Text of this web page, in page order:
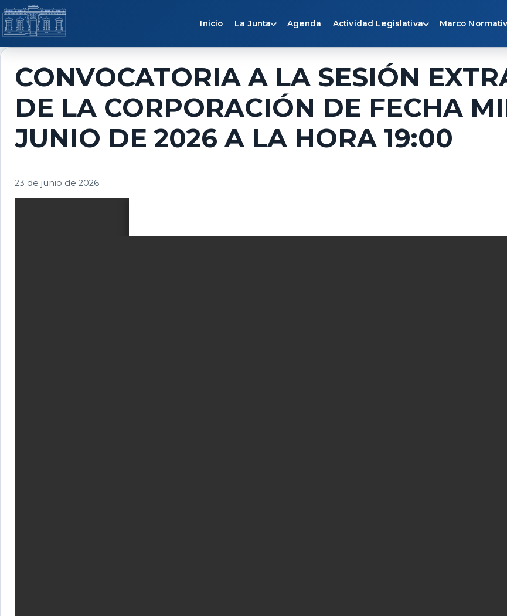
Saltar al contenido
Inicio La Junta Agenda Actividad Legislativa Marco
CONVOCATORIA A LA SESIÓN
DE LA CORPORACIÓN DE FECHA
JUNIO DE 2026 A LA HORA 19:00
23 de junio de 2026